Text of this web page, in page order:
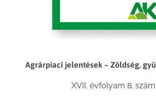
Agrárpiaci jelentések – Zöldség,
XVII. évfolyam 8. szám